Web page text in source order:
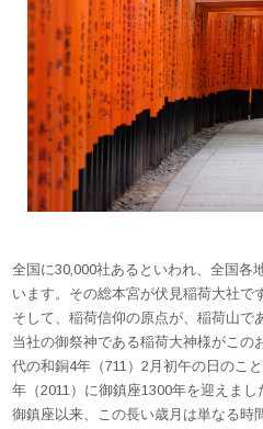
全国に30,000社あるといわれ、全国各
います。その総本宮が伏見稲荷大社で
そして、稲荷信仰の原点が、稲荷山で
当社の御祭神である稲荷大神様がこの
代の和銅4年（711）2月初午の日のこ
年（2011）に御鎮座1300年を迎えまし
御鎮座以来、この長い歳月は単なる時